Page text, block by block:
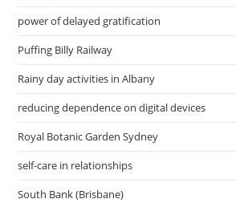
power of delayed gratification
Puffing Billy Railway
Rainy day activities in Albany
reducing dependence on digital devices
Royal Botanic Garden Sydney
self-care in relationships
South Bank (Brisbane)